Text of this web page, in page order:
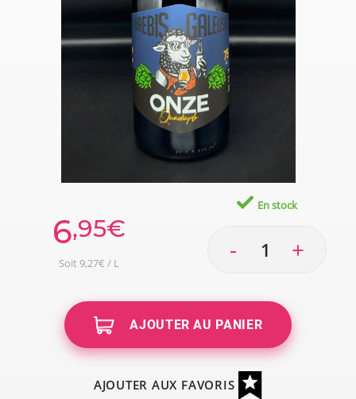
6,95€
Soit 9,27€ / L
En stock
- +
AJOUTER AU PANIER
AJOUTER AUX FAVORIS